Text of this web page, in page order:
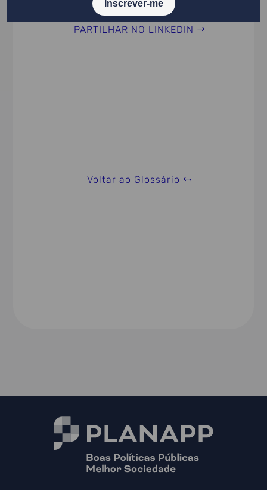
PARTILHAR NO LINKEDIN
Voltar ao Glossário